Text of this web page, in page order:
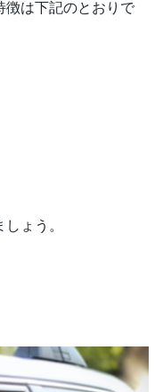
徴は下記のとおりで
ょう。